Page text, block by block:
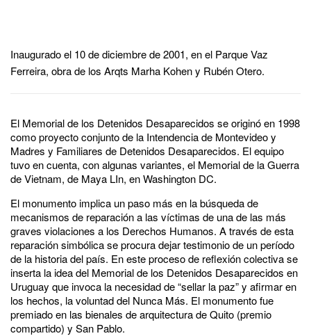
Inaugurado el 10 de diciembre de 2001, en el Parque Vaz
Ferreira, obra de los Arqts Marha Kohen y Rubén Otero.
El Memorial de los Detenidos Desaparecidos se originó en 1998
como proyecto conjunto de la Intendencia de Montevideo y
Madres y Familiares de Detenidos Desaparecidos. El equipo
tuvo en cuenta, con algunas variantes, el Memorial de la Guerra
de Vietnam, de Maya LIn, en Washington DC.
El monumento implica un paso más en la búsqueda de
mecanismos de reparación a las víctimas de una de las más
graves violaciones a los Derechos Humanos. A través de esta
reparación simbólica se procura dejar testimonio de un período
de la historia del país. En este proceso de reflexión colectiva se
inserta la idea del Memorial de los Detenidos Desaparecidos en
Uruguay que invoca la necesidad de “sellar la paz” y afirmar en
los hechos, la voluntad del Nunca Más. El monumento fue
premiado en las bienales de arquitectura de Quito (premio
compartido) y San Pablo.